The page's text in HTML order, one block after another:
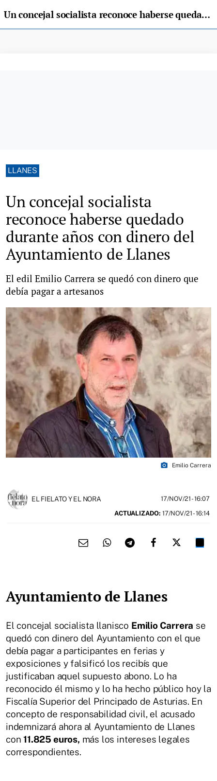
Un concejal socialista reconoce haberse quedado durante años con dinero del Ayuntamiento de Llanes
LLANES
Un concejal socialista
reconoce haberse quedado
durante años con dinero del
Ayuntamiento de Llanes
El edil Emilio Carrera se quedó con dinero que
debía pagar a artesanos
photo_camera Emilio Carrera
EL FIELATO Y EL NORA 17/NOV/21- 16:07
ACTUALIZADO: 17/NOV/21 - 16:14
Ayuntamiento de Llanes
El concejal socialista llanisco Emilio Carrera se
quedó con dinero del Ayuntamiento con el que
debía pagar a participantes en ferias y
exposiciones y falsificó los recibís que
justificaban aquel supuesto abono. Lo ha
reconocido él mismo y lo ha hecho público hoy la
Fiscalía Superior del Principado de Asturias. En
concepto de responsabilidad civil, el acusado
indemnizará ahora al Ayuntamiento de Llanes
con11.825 euros, más los intereses legales
correspondientes.